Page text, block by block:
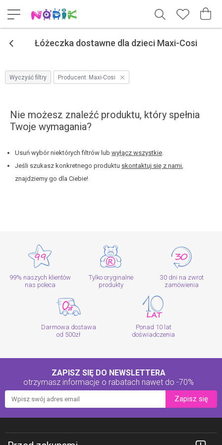
< Łóżeczka dostawne dla dzieci Maxi-Cosi
Wyczyść filtry Producent: Maxi-Cosi
Nie możesz znaleźć produktu, który spełnia
Twoje wymagania?
Usuń wybór niektórych filtrów lub wyłącz wszystkie.
Jeśli szukasz konkretnego produktu skontaktuj się z nami,
znajdziemy go dla Ciebie!
99% naszych klientów
nas poleca
Tylko oryginalne
produkty
30 dni na zwrot
zamówienia
Darmowa dostawa
od 500zł
Ponad 10 lat
doświadczenia
ZAPISZ SIĘ DO NEWSLETTERA
otrzymasz informacje o rabatach nawet do -70%
Zapisz się